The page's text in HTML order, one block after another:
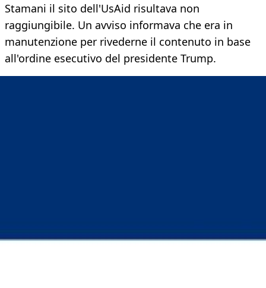
Stamani il sito dell'UsAid risultava non
raggiungibile. Un avviso informava che era in
manutenzione per rivederne il contenuto in base
all'ordine esecutivo del presidente Trump.